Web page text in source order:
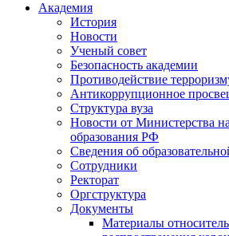
Академия
История
Новости
Ученый совет
Безопасность академии
Противодействие
Антикоррупционное
Структура вуза
Новости от Министерства
образования РФ
Сведения об
Сотрудники
Ректорат
Оргструктура
Документы
Материалы